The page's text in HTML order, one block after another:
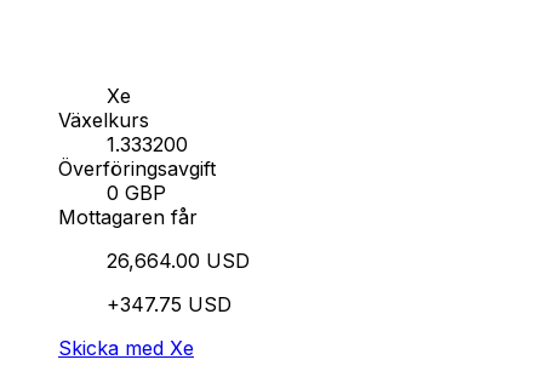
Xe
Växelkurs
1.333200
Överföringsavgift
0 GBP
Mottagaren får
26,664.00 USD
+347.75 USD
Skicka med Xe